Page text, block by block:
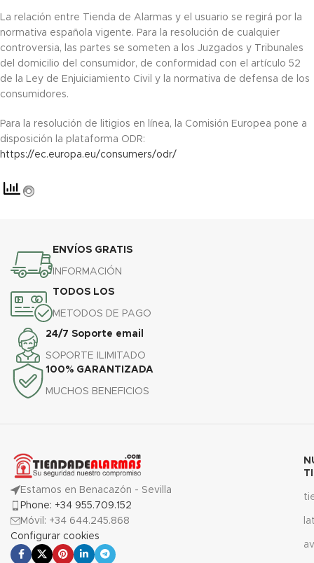
La relación entre Tienda de Alarmas y el usuario se regirá por la
normativa española vigente. Para la resolución de cualquier
controversia, las partes se someten a los Juzgados y Tribunales
del domicilio del consumidor, de conformidad con el artículo 52
de la Ley de Enjuiciamiento Civil y la normativa de defensa de los
consumidores.
Para la resolución de litigios en línea, la Comisión Europea pone a
disposición la plataforma ODR:
https://ec.europa.eu/consumers/odr/
ENVÍOS GRATIS
INFORMACIÓN
TODOS LOS
METODOS DE PAGO
24/7 Soporte email
SOPORTE ILIMITADO
100% GARANTIZADA
MUCHOS BENEFICIOS
Estamos en Benacazón - Sevilla
Phone: +34 955.709.152
Móvil: +34 644.245.868
Configurar cookies